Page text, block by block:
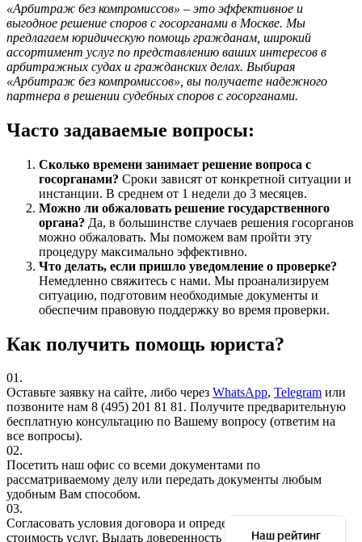
«Арбитраж без компромиссов» – это эффективное и
выгодное решение споров с госорганами в Москве. Мы
предлагаем юридическую помощь гражданам, широкий
ассортимент услуг по представлению ваших интересов в
арбитражных судах и гражданских делах. Выбирая
«Арбитраж без компромиссов», вы получаете надежного
партнера в решении судебных споров с госорганами.
Часто задаваемые вопросы:
Сколько времени занимает решение вопроса с
госорганами? Сроки зависят от конкретной ситуации и
инстанции. В среднем от 1 недели до 3 месяцев.
Можно ли обжаловать решение государственного
органа? Да, в большинстве случаев решения госорганов
можно обжаловать. Мы поможем вам пройти эту
процедуру максимально эффективно.
Что делать, если пришло уведомление о проверке?
Немедленно свяжитесь с нами. Мы проанализируем
ситуацию, подготовим необходимые документы и
обеспечим правовую поддержку во время проверки.
Как получить помощь юриста?
01.
Оставьте заявку на сайте, либо через WhatsApp, Telegram или
позвоните нам 8 (495) 201 81 81. Получите предварительную
бесплатную консультацию по Вашему вопросу (ответим на
все вопросы).
02.
Посетить наш офис со всеми документами по
рассматриваемому делу или передать документы любым
удобным Вам способом.
03.
Согласовать условия договора и определить окончательную
стоимость услуг. Выдать доверенность (при необходимости).